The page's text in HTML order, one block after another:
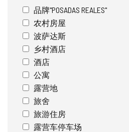
品牌"POSADAS REALES"
农村房屋
波萨达斯
乡村酒店
酒店
公寓
露营地
旅舍
旅游住房
露营车停车场